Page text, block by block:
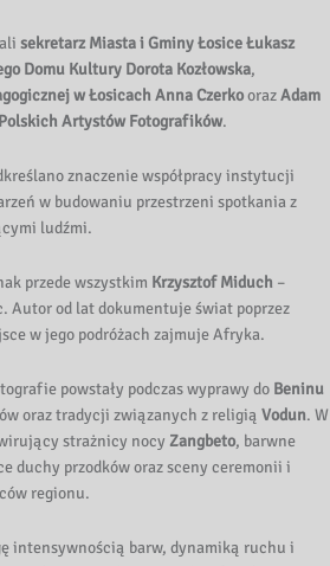
sekretarz Miasta i Gminy Łosice Łukasz
Domu Kultury Dorota Kozłowska,
w Łosicach Anna CzerkoorazAdam
Artystów Fotografików.
znaczenie współpracy instytucji
w budowaniu przestrzeni spotkania z
ludźmi.
przede wszystkim Krzysztof Miduch –
Autor od lat dokumentuje świat poprzez
w jego podróżach zajmuje Afryka.
powstały podczas wyprawy do Beninu
oraz tradycji związanych z religią Vodun. W
strażnicy nocy Zangbeto, barwne
duchy przodków oraz sceny ceremonii i
regionu.
intensywnością barw, dynamiką ruchu i